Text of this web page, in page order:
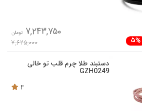
5%
7,243,750 تومان
7,625,000
دستبند طلا چرم قلب تو خالی
GZH0249
4